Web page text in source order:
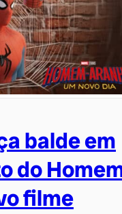
balde em
do
filme